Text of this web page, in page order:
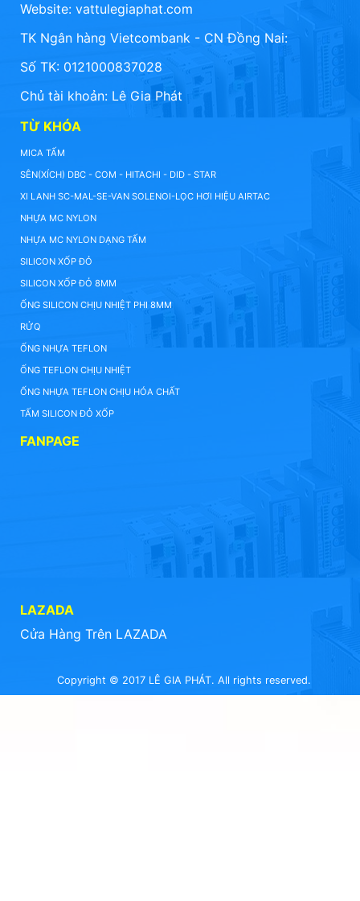
Website: vattulegiaphat.com
TK Ngân hàng Vietcombank - CN Đồng Nai:
Số TK: 0121000837028
Chủ tài khoản: Lê Gia Phát
TỪ KHÓA
MICA TẤM
SÊN(XÍCH) DBC - COM - HITACHI - DID - STAR
XI LANH SC-MAL-SE-VAN SOLENOI-LỌC HƠI HIỆU AIRTAC
NHỰA MC NYLON
NHỰA MC NYLON DẠNG TẤM
SILICON XỐP ĐỎ
SILICON XỐP ĐỎ 8MM
ỐNG SILICON CHỊU NHIỆT PHI 8MM
RỬQ
ỐNG NHỰA TEFLON
ỐNG TEFLON CHỊU NHIỆT
ỐNG NHỰA TEFLON CHỊU HÓA CHẤT
TẤM SILICON ĐỎ XỐP
FANPAGE
LAZADA
Cửa Hàng Trên LAZADA
Copyright © 2017 LÊ GIA PHÁT. All rights reserved.